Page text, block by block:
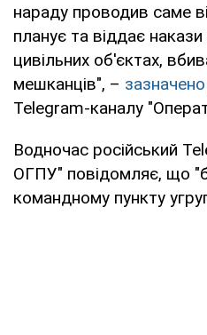
нараду проводив саме
планує та віддає
цивільних об'єктах,
мешканців", – зазначено
Telegram-каналу
Водночас російський
ОГПУ" повідомляє, що
командному пункту